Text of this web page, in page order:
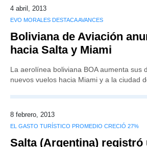
4 abril, 2013
EVO MORALES DESTACA AVANCES
Boliviana de Aviación
hacia Salta y Miami
La aerolínea boliviana BOA aumenta sus
nuevos vuelos hacia Miami y a la ciudad
8 febrero, 2013
EL GASTO TURÍSTICO PROMEDIO CRECIÓ 27%
Salta (Argentina) registró